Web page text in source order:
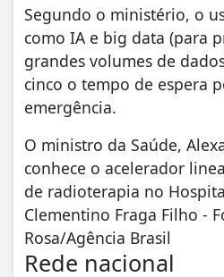
Segundo o ministério, o
como IA e big data (para
grandes volumes de
cinco o tempo de espera
emergência.
O ministro da Saúde,
conhece o acelerador
de radioterapia no
Clementino Fraga Filho -
Rosa/Agência Brasil
Rede nacional